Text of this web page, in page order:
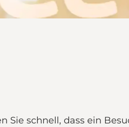
schnell, dass ein